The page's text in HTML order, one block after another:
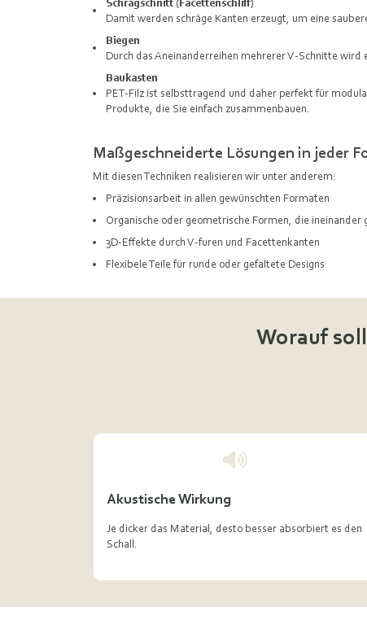
Damit werden schräge Kanten erzeugt, um eine
Biegen
Durch das Aneinanderreihen mehrerer V-Schnitte wird
Baukasten
PET-Filz ist selbsttragend und daher perfekt für
Produkte, die Sie einfach zusammenbauen.
Maßgeschneiderte Lösungen in jeder
Mit diesen Techniken realisieren wir unter anderem:
Präzisionsarbeit in allen gewünschten Formaten
Organische oder geometrische Formen, die ineinander
3D-Effekte durch V-furen und Facettenkanten
Flexibele Teile für runde oder gefaltete Designs
Worauf
Akustische Wirkung
Je dicker das Material, desto besser absorbiert es den
Schall.